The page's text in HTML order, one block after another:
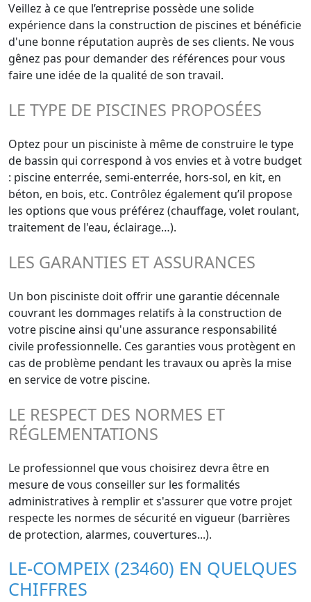
Veillez à ce que l’entreprise possède une solide
expérience dans la construction de piscines et bénéficie
d'une bonne réputation auprès de ses clients. Ne vous
gênez pas pour demander des références pour vous
faire une idée de la qualité de son travail.
LE TYPE DE PISCINES PROPOSÉES
Optez pour un pisciniste à même de construire le type
de bassin qui correspond à vos envies et à votre budget
: piscine enterrée, semi-enterrée, hors-sol, en kit, en
béton, en bois, etc. Contrôlez également qu’il propose
les options que vous préférez (chauffage, volet roulant,
traitement de l'eau, éclairage…).
LES GARANTIES ET ASSURANCES
Un bon pisciniste doit offrir une garantie décennale
couvrant les dommages relatifs à la construction de
votre piscine ainsi qu'une assurance responsabilité
civile professionnelle. Ces garanties vous protègent en
cas de problème pendant les travaux ou après la mise
en service de votre piscine.
LE RESPECT DES NORMES ET
RÉGLEMENTATIONS
Le professionnel que vous choisirez devra être en
mesure de vous conseiller sur les formalités
administratives à remplir et s'assurer que votre projet
respecte les normes de sécurité en vigueur (barrières
de protection, alarmes, couvertures...).
LE-COMPEIX (23460) EN QUELQUES
CHIFFRES